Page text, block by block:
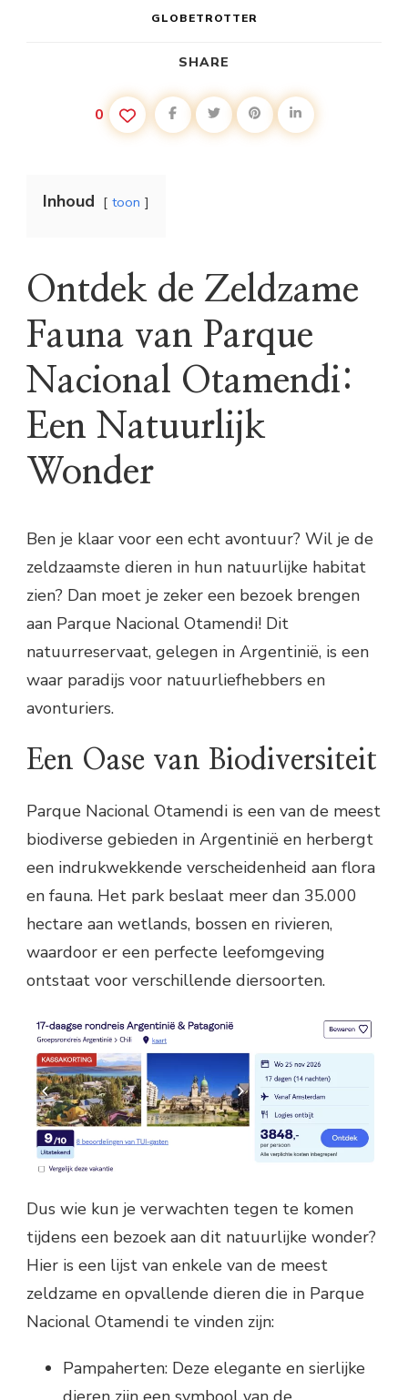
GLOBETROTTER
SHARE
0
Inhoud toon
Ontdek de Zeldzame
Fauna van Parque
Nacional Otamendi:
Een Natuurlijk
Wonder
Ben je klaar voor een echt avontuur? Wil je de
zeldzaamste dieren in hun natuurlijke habitat
zien? Dan moet je zeker een bezoek brengen
aan Parque Nacional Otamendi! Dit
natuurreservaat, gelegen in Argentinië, is een
waar paradijs voor natuurliefhebbers en
avonturiers.
Een Oase van Biodiversiteit
Parque Nacional Otamendi is een van de meest
biodiverse gebieden in Argentinië en herbergt
een indrukwekkende verscheidenheid aan flora
en fauna. Het park beslaat meer dan 35.000
hectare aan wetlands, bossen en rivieren,
waardoor er een perfecte leefomgeving
ontstaat voor verschillende diersoorten.
Dus wie kun je verwachten tegen te komen
tijdens een bezoek aan dit natuurlijke wonder?
Hier is een lijst van enkele van de meest
zeldzame en opvallende dieren die in Parque
Nacional Otamendi te vinden zijn:
Pampaherten: Deze elegante en sierlijke